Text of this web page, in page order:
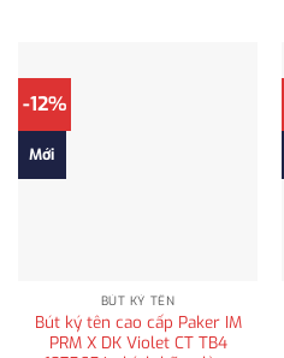
-12%
Mới
BÚT KÝ TÊN
Bút ký tên cao cấp Paker IM
PRM X DK Violet CT TB4